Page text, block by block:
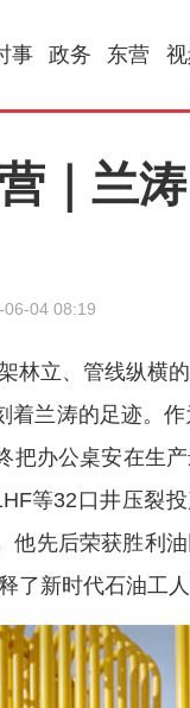
事 政务 东营
｜兰
06-04 08:19
林立、管线纵横
着兰涛的足迹。
把办公桌安在生
等32口井压裂
他先后荣获胜利
了新时代石油工人